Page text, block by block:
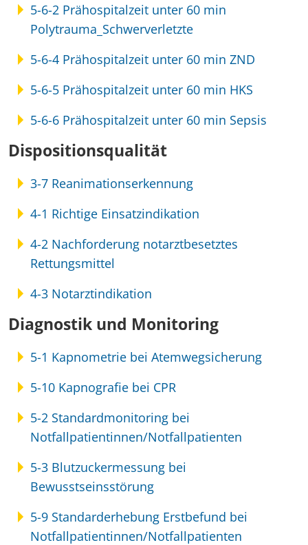
5-6-2 Prähospitalzeit unter 60 min
Polytrauma_Schwerverletzte
5-6-4 Prähospitalzeit unter 60 min ZND
5-6-5 Prähospitalzeit unter 60 min HKS
5-6-6 Prähospitalzeit unter 60 min Sepsis
Dispositionsqualität
3-7 Reanimationserkennung
4-1 Richtige Einsatzindikation
4-2 Nachforderung notarztbesetztes
Rettungsmittel
4-3 Notarztindikation
Diagnostik und Monitoring
5-1 Kapnometrie bei Atemwegsicherung
5-10 Kapnografie bei CPR
5-2 Standardmonitoring bei
Notfallpatientinnen/Notfallpatienten
5-3 Blutzuckermessung bei
Bewusstseinsstörung
5-9 Standarderhebung Erstbefund bei
Notfallpatientinnen/Notfallpatienten